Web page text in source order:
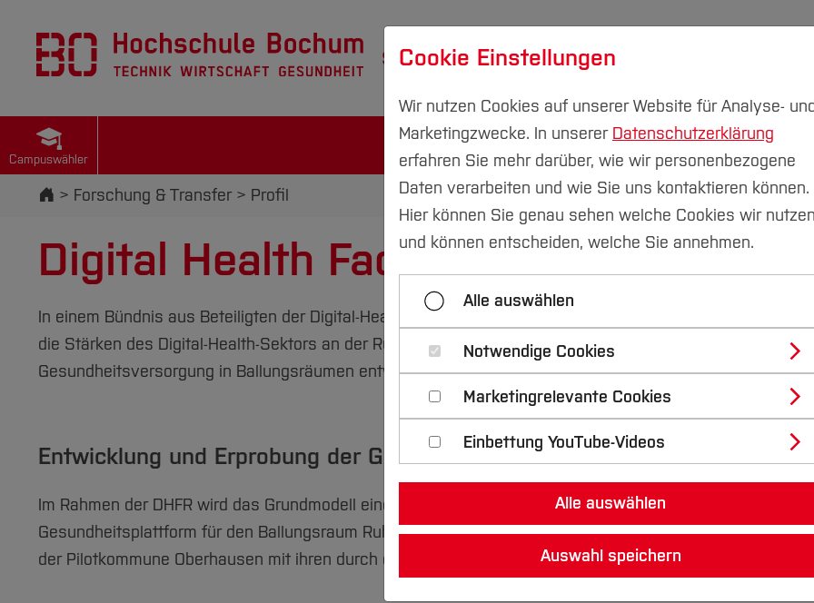
Studium Forschung & Transfer
Campuswähler
Startseite
Forschung & Transfer Profil
Digital Health Factory Ruhr
In einem Bündnis aus Beteiligten der Digital-Health-Industrie, dem Gesundheitswesen sowie
die Stärken des Digital-Health-Sektors an der Ruhr ausgebaut, indem digitale Lösungen und Produkte für
Gesundheitsversorgung in Ballungsräumen entwickelt werden.
Entwicklung und Erprobung der Gesundheitsplattform Ruhr
Im Rahmen der DHFR wird das Grundmodell einer digitalen, regional und sozialräumlich orientierten,
Gesundheitsplattform für den Ballungsraum Ruhrgebiet entwickelt und erprobt. Dies geschieht zunächst
der Pilotkommune Oberhausen mit ihren durch diverse Communities geprägten Stadtteilen und
Cookie Einstellungen
Wir nutzen Cookies auf unserer Website für Analyse- und
Marketingzwecke. In unserer Datenschutzerklärung
erfahren Sie mehr darüber, wie wir personenbezogene
Daten verarbeiten und wie Sie uns kontaktieren können.
Hier können Sie genau sehen welche Cookies wir nutzen
und können entscheiden, welche Sie annehmen.
Alle auswählen
Notwendige Cookies
Marketingrelevante Cookies
Einbettung YouTube-Videos
Alle auswählen
Auswahl speichern